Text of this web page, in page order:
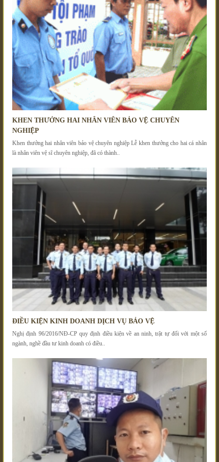
KHEN THƯỞNG HAI NHÂN VIÊN BẢO VỆ CHUYÊN
NGHIỆP
Khen thưởng hai nhân viên bảo vệ chuyên nghiệp Lễ khen thưởng cho hai cá nhân
là nhân viên vệ sĩ chuyên nghiệp, đã có thành..
ĐIỀU KIỆN KINH DOANH DỊCH VỤ BẢO VỆ
Nghị định 96/2016/NĐ-CP quy định điều kiện về an ninh, trật tự đối với một số
ngành, nghề đầu tư kinh doanh có điều..